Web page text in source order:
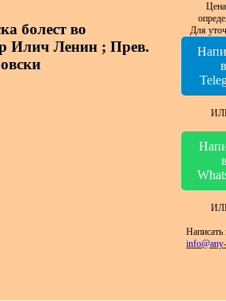
болест во
Илич Ленин ; Прев.
Для
в
в
Написать